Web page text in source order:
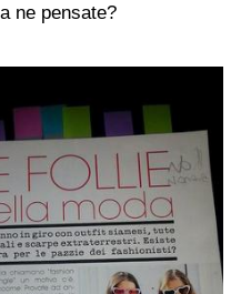
ne pensate?